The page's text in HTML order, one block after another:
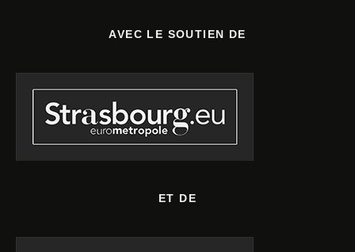
AVEC LE SOUTIEN DE
ET DE